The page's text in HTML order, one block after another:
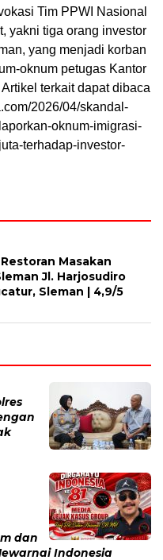
Tim PPWI Nasional
yakni tiga orang investor
yang menjadi korban
oknum petugas Kantor
terkait dapat dibaca
2026/04/skandal-
oknum-imigrasi-
terhadap-investor-
Masakan
Jl. Harjosudiro
Sleman | 4,9/5
dan
Indonesia